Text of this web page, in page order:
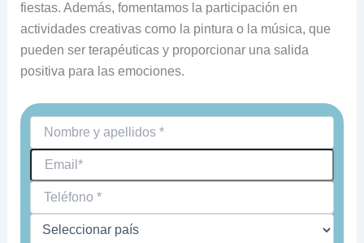
fiestas. Además, fomentamos la participación en
actividades creativas como la pintura o la música, que
pueden ser terapéuticas y proporcionar una salida
positiva para las emociones.